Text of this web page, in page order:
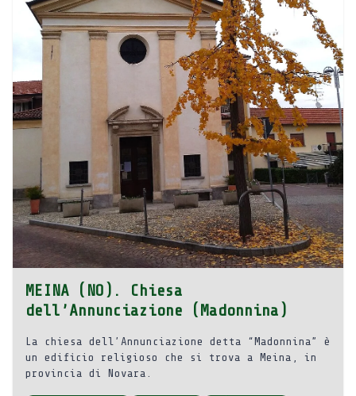
MEINA (NO). Chiesa
dell’Annunciazione (Madonnina)
La chiesa dell’Annunciazione detta “Madonnina” è
un edificio religioso che si trova a Meina, in
provincia di Novara.